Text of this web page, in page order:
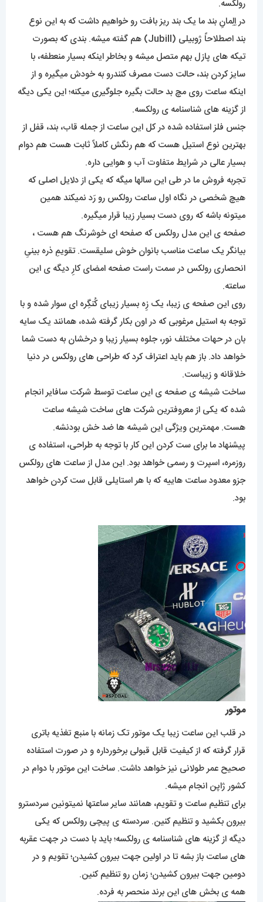
رولکسه.
در اِلِمانِ بند ما یک بند ریز بافت رو خواهیم داشت که به این نوع
بند اصطلاحاً ژوبیلی (Jubill) هم گفته میشه. بندی که بصورت
تیکه های پازل بهم متصل میشه و بخاطر اینکه بسیار منعطفه، با
سایز کردن بند، حالت دست مصرف کنندرو به خودش میگیره و از
اینکه ساعت روی مچ بد حالت بگیره جلوگیری میکنه؛ این یکی دیگه
از گزینه های شناسنامه ی رولکسه.
جنس فلز استفاده شده در کل این ساعت از جمله قاب، بند، قفل از
بهترین نوع استیل هست که هم رنگش کاملاً ثابت هست هم دوام
بسیار عالی در شرایط متفاوت آب و هوایی داره.
تجربه فروش ما در طی این سالها میگه که یکی از دلایل اصلی که
هیچ شخصی در نگاه اول ساعت رولکس رو رَد نمیکند همین
میتونه باشه که روی دست بسیار زیبا قرار میگیره.
صفحه ی این مدل رولکس که صفحه ای خوشرنگ هم هست ،
بیانگر یک ساعت مناسب بانوان خوش سلیقست. تقویمِ ذره بینیِ
انحصاری رولکس در سمت راست صفحه امضای کارِ دیگه ی این
ساعته.
روی این صفحه ی زیبا، یک زِه بسیار زیبای کُنگِره ای سوار شده و با
توجه به استیل مرغوبی که در اون بکار گرفته شده، همانند یک سایه
بان در حهات مختلف نور، جلوه بسیار زیبا و درخشان به دست شما
خواهد داد. باز هم باید اعتراف کرد که طراحی های رولکس در دنیا
خلاقانه و زیباست.
ساخت شیشه ی صفحه ی این ساعت توسط شرکت سافایر انجام
شده که یکی از معروفترین شرکت های ساخت شیشه ساعت
هست. مهمترین ویژگی این شیشه ها ضد خش بودنشه.
پیشنهاد ما برای ست کردن این کار با توجه به طراحی، استفاده ی
روزمره، اسپرت و رسمی خواهد بود. این مدل از ساعت های رولکس
جزو معدود ساعت هاییه که با هر استایلی قابل ست کردن خواهد
بود.
موتور
در قلب این ساعت زیبا یک موتور تک زمانه با منبع تغذیه باتری
قرار گرفته که از کیفیت قابل قبولی برخورداره و در صورت استفاده
صحیح عمر طولانی نیز خواهد داشت. ساخت این موتور با دوام در
کشور ژاپن انجام میشه.
برای تنظیم ساعت و تقویم، همانند سایر ساعتها نمیتونین سردسترو
بیرون بکشید و تنظیم کنین. سردسته ی پیچی رولکس که یکی
دیگه از گزینه های شناسنامه ی رولکسه؛ باید با دست در جهت عقربه
های ساعت باز بشه تا در اولین جهت بیرون کشیدن؛ تقویم و در
دومین جهت بیرون کشیدن؛ زمان رو تنظیم کنین.
همه ی بخش های این برند منحصر به فرده.